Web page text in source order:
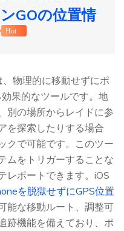
GOの位置情
Hot
、物理的に移動せずにポ
果的なツールです。地
別の場所からレイドに参
を探索したりする場合
クで可能です。このツー
ムをトリガーすることな
レポートできます。iOS
を脱獄せずにGPS位置
能な移動ルート、調整可
跡機能を備えており、ポ